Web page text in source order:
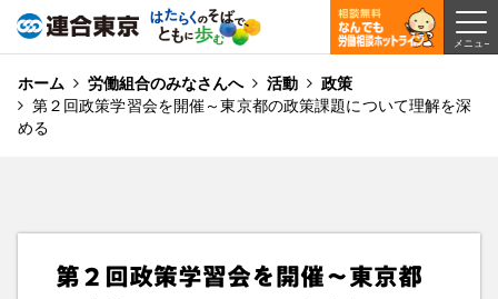
ホーム 労働組合のみなさんへ 活動
政策
第２回政策学習会を開催～東京都の政策課題について理解を深
める
第２回政策学習会を開催～東京都